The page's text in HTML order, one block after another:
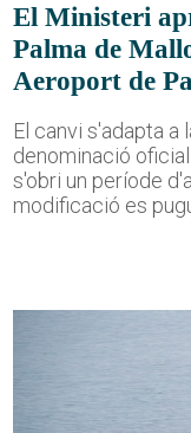
El Ministeri
Palma de
Aeroport de
El canvi s'adapta a
denominació
s'obri un període
modificació es